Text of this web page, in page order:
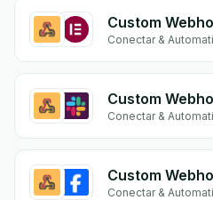
Conectar &
Custom
Conectar &
Conectar &